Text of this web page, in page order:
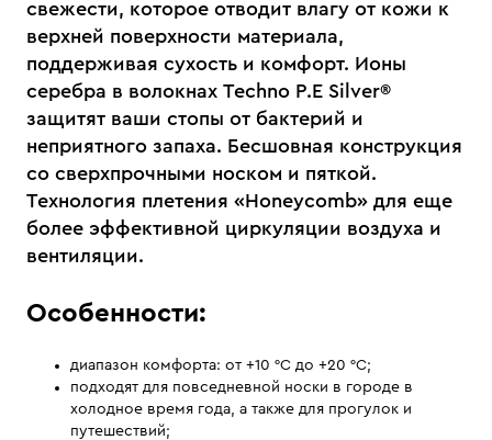
свежести, которое отводит влагу от кожи к
верхней поверхности материала,
поддерживая сухость и комфорт. Ионы
серебра в волокнах Techno P.E Silver®
защитят ваши стопы от бактерий и
неприятного запаха. Бесшовная конструкция
со сверхпрочными носком и пяткой.
Технология плетения «Honeycomb» для еще
более эффективной циркуляции воздуха и
вентиляции.
Особенности:
диапазон комфорта: от +10 °С до +20 °С;
подходят для повседневной носки в городе в
холодное время года, а также для прогулок и
путешествий;